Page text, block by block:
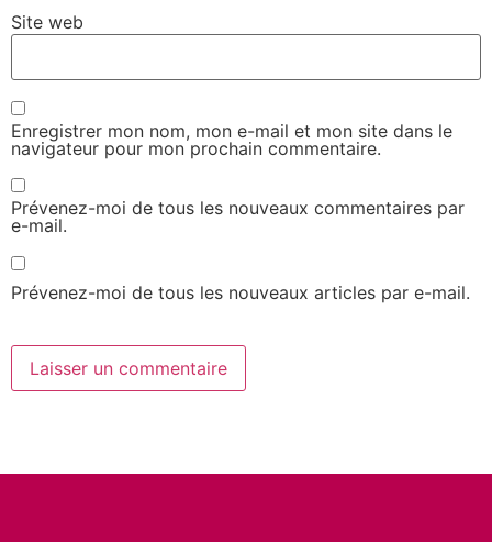
Site web
Enregistrer mon nom, mon e-mail et mon site dans le
navigateur pour mon prochain commentaire.
Prévenez-moi de tous les nouveaux commentaires par
e-mail.
Prévenez-moi de tous les nouveaux articles par e-mail.